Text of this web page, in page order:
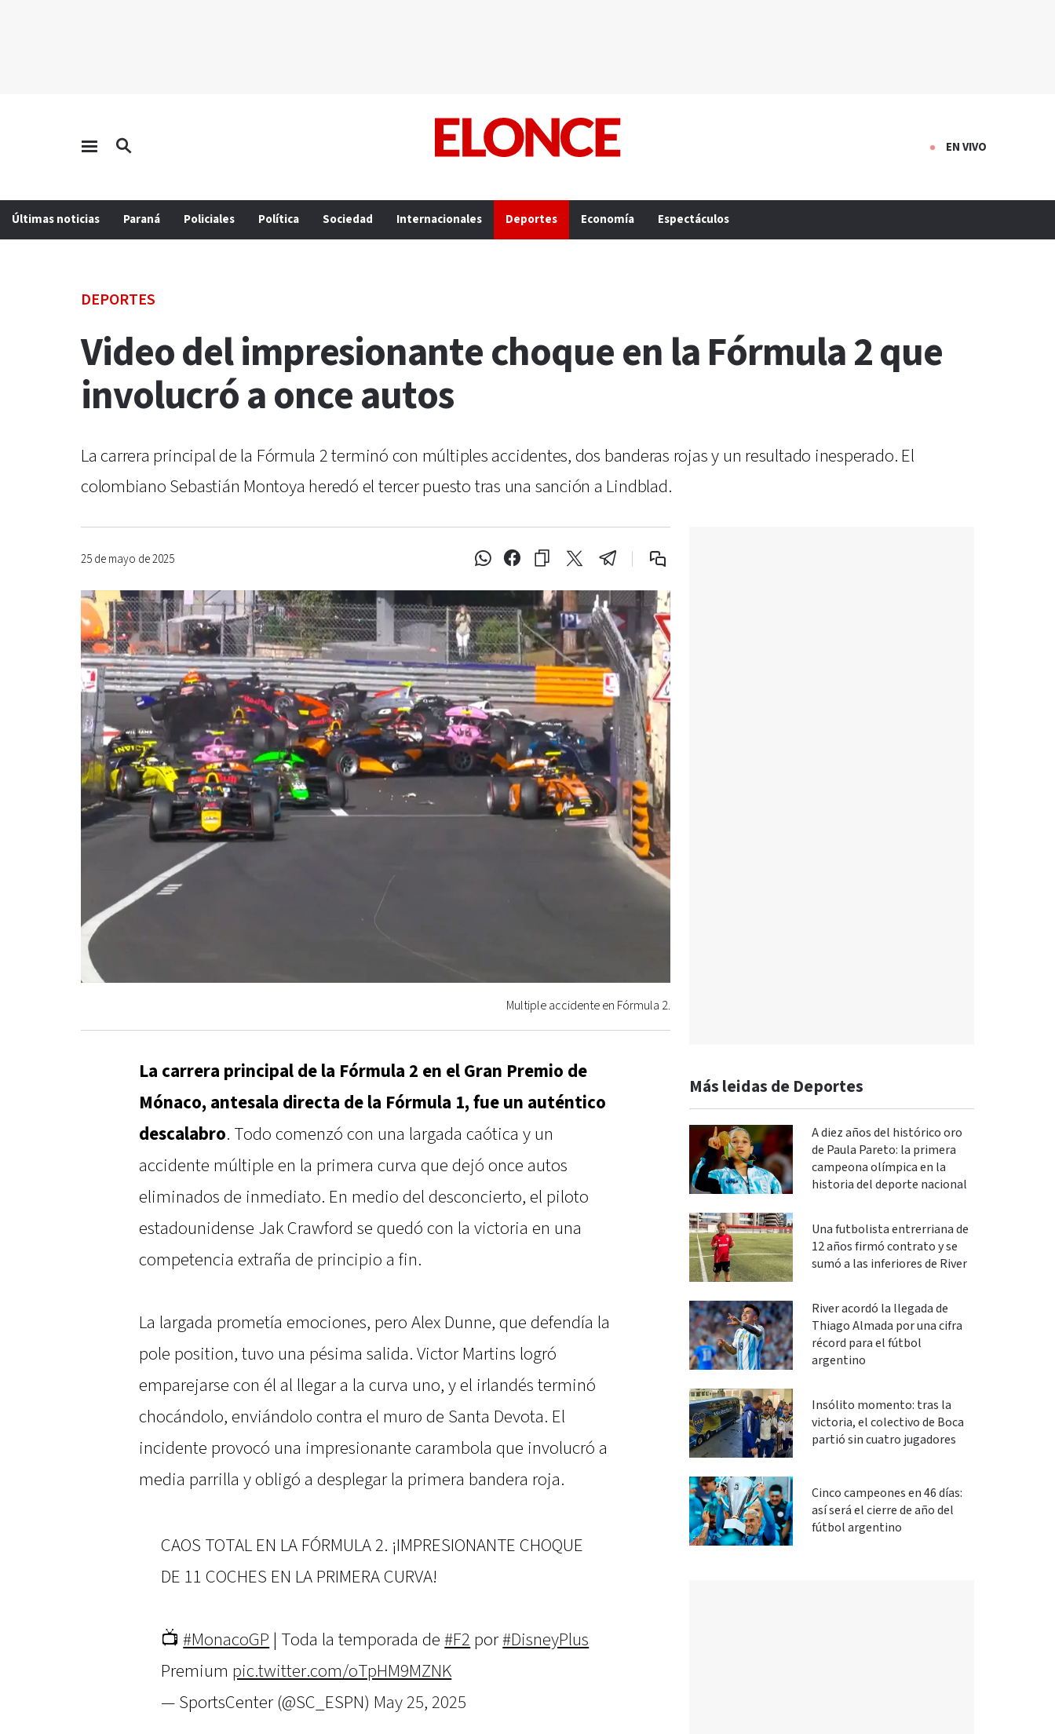
EN VIVO
Últimas noticias Paraná Policiales Política Sociedad Internacionales Deportes Economía Espectáculos
DEPORTES
Video del impresionante choque en la Fórmula 2 que
involucró a once autos
La carrera principal de la Fórmula 2 terminó con múltiples accidentes, dos banderas rojas y un resultado inesperado. El
colombiano Sebastián Montoya heredó el tercer puesto tras una sanción a Lindblad.
25 de mayo de 2025
Multiple accidente en Fórmula 2.
La carrera principal de la Fórmula 2 en el Gran Premio de
Mónaco, antesala directa de la Fórmula 1, fue un auténtico
descalabro. Todo comenzó con una largada caótica y un
accidente múltiple en la primera curva que dejó once autos
eliminados de inmediato. En medio del desconcierto, el piloto
estadounidense Jak Crawford se quedó con la victoria en una
competencia extraña de principio a fin.
La largada prometía emociones, pero Alex Dunne, que defendía la
pole position, tuvo una pésima salida. Victor Martins logró
emparejarse con él al llegar a la curva uno, y el irlandés terminó
chocándolo, enviándolo contra el muro de Santa Devota. El
incidente provocó una impresionante carambola que involucró a
media parrilla y obligó a desplegar la primera bandera roja.
CAOS TOTAL EN LA FÓRMULA 2. ¡IMPRESIONANTE CHOQUE
DE 11 COCHES EN LA PRIMERA CURVA!
📺#MonacoGP | Toda la temporada de#F2 por#DisneyPlus
Premium pic.twitter.com/oTpHM9MZNK
— SportsCenter (@SC_ESPN) May 25, 2025
Más leidas de Deportes
A diez años del histórico oro
de Paula Pareto: la primera
campeona olímpica en la
historia del deporte nacional
Una futbolista entrerriana de
12 años firmó contrato y se
sumó a las inferiores de River
River acordó la llegada de
Thiago Almada por una cifra
récord para el fútbol
argentino
Insólito momento: tras la
victoria, el colectivo de Boca
partió sin cuatro jugadores
Cinco campeones en 46 días:
así será el cierre de año del
fútbol argentino